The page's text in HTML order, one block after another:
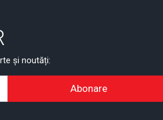
și noutăți:
Abonare